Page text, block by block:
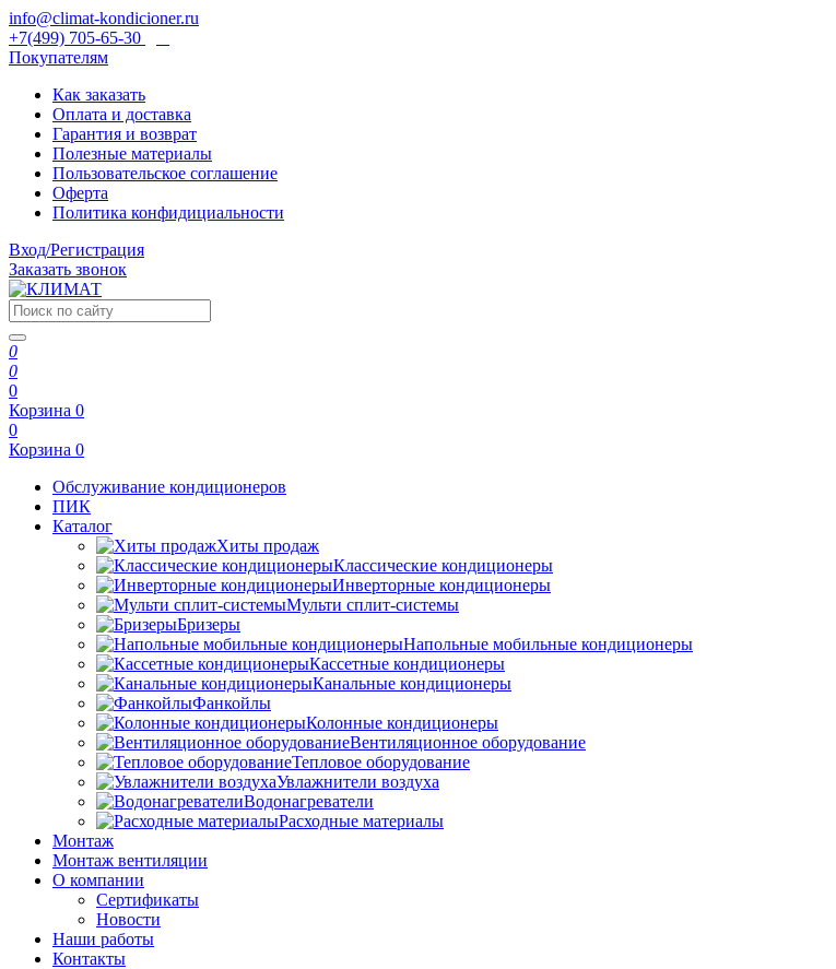
info@climat-kondicioner.ru
+7(499) 705-65-30
Покупателям
Как заказать
Оплата и доставка
Гарантия и возврат
Полезные материалы
Пользовательское соглашение
Оферта
Политика конфидициальности
Вход/Регистрация
Заказать звонок
0
0
0
Корзина 0
0
Корзина 0
Обслуживание кондиционеров
ПИК
Каталог
Хиты продаж
Классические кондиционеры
Инверторные кондиционеры
Мульти сплит-системы
Бризеры
Напольные мобильные кондиционеры
Кассетные кондиционеры
Канальные кондиционеры
Фанкойлы
Колонные кондиционеры
Вентиляционное оборудование
Тепловое оборудование
Увлажнители воздуха
Водонагреватели
Расходные материалы
Монтаж
Монтаж вентиляции
О компании
Сертификаты
Новости
Наши работы
Контакты